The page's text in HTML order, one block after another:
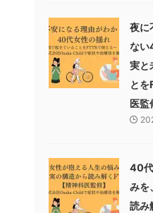
夜に
ない
実と
とを
医監
40
みを
読み